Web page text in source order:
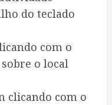
do teclado
com o
o local
clicando com o